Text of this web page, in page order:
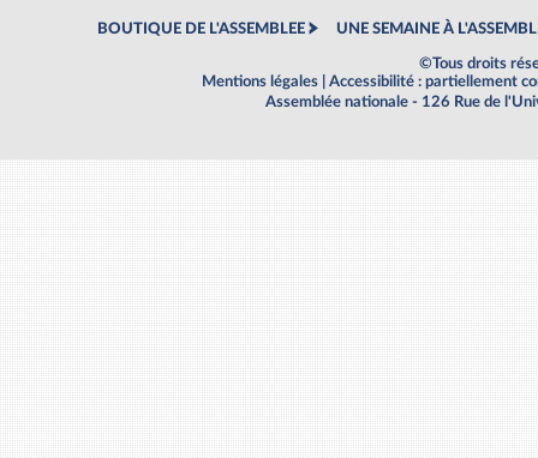
BOUTIQUE DE L'ASSEMBLEE UNE SEMAINE À
©Tous droits
Mentions légales
Accessibilité : partiellement
Assemblée nationale - 126 Rue de